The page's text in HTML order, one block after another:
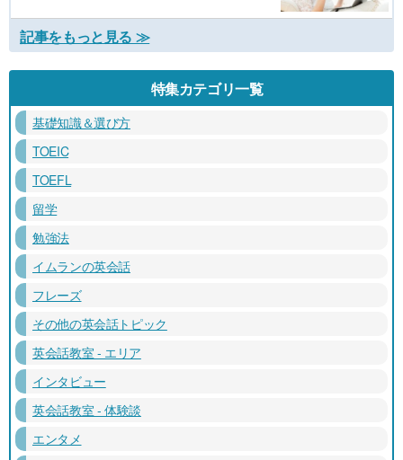
記事をもっと見る ≫
特集カテゴリ一覧
基礎知識＆選び方
TOEIC
TOEFL
留学
勉強法
イムランの英会話
フレーズ
その他の英会話トピック
英会話教室 - エリア
インタビュー
英会話教室 - 体験談
エンタメ